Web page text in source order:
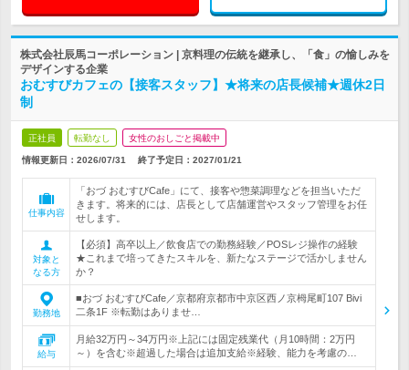
株式会社辰馬コーポレーション | 京料理の伝統を継承し、「食」の愉しみを
デザインする企業
おむすびカフェの【接客スタッフ】★将来の店長候補★週休2日
制
正社員 転勤なし 女性のおしごと掲載中
情報更新日：2026/07/31 終了予定日： 2027/01/21
仕事内容
「おづ おむすびCafe」にて、接客や惣菜調理などを担当いただ
きます。将来的には、店長として店舗運営やスタッフ管理をお任
せします。
対象と
なる方
【必須】高卒以上／飲食店での勤務経験／POSレジ操作の経験
★これまで培ってきたスキルを、新たなステージで活かしません
か？
勤務地
■おづ おむすびCafe／京都府京都市中京区西ノ京栂尾町107 Bivi
二条1F ※転勤はありませ…
給与
月給32万円～34万円※上記には固定残業代（月10時間：2万円
～）を含む※超過した場合は追加支給※経験、能力を考慮の…